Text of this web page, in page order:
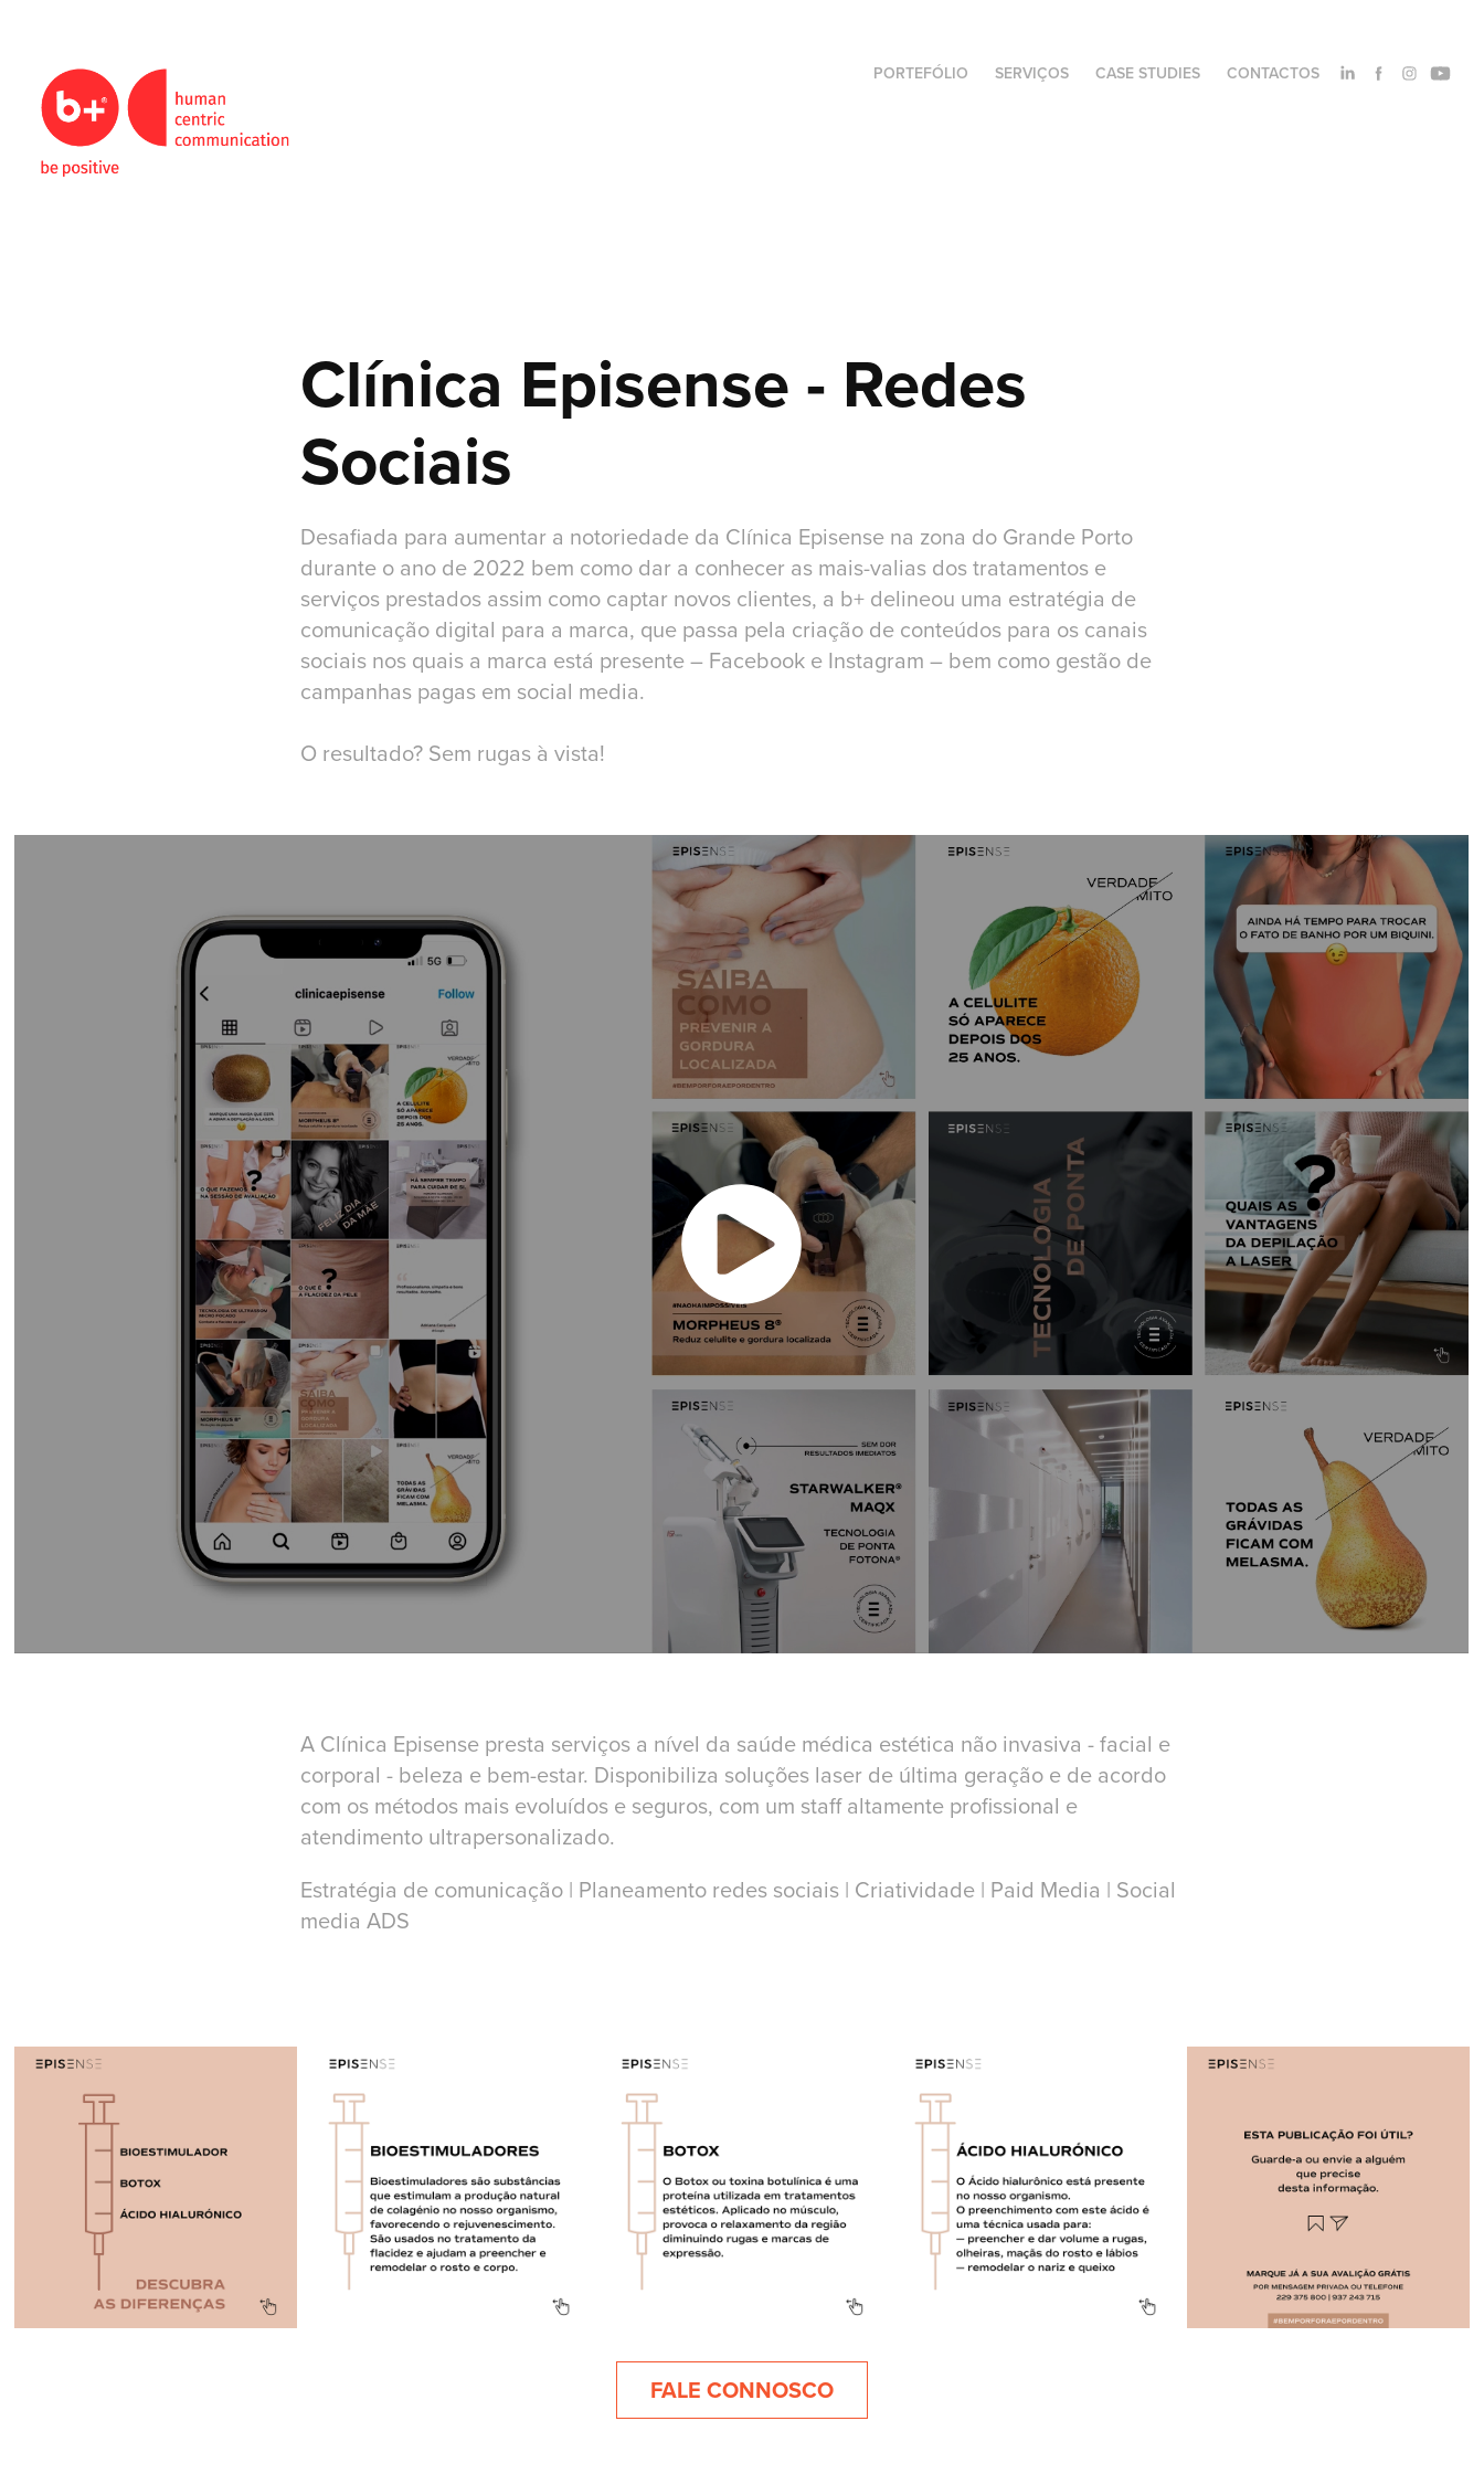
PORTEFÓLIO SERVIÇOS CASE STUDIES CONTACTOS
Clínica Episense - Redes
Sociais
Desafiada para aumentar a notoriedade da Clínica Episense na zona do Grande Porto
durante o ano de 2022 bem como dar a conhecer as mais-valias dos tratamentos e
serviços prestados assim como captar novos clientes, a b+ delineou uma estratégia de
comunicação digital para a marca, que passa pela criação de conteúdos para os canais
sociais nos quais a marca está presente – Facebook e Instagram – bem como gestão de
campanhas pagas em social media.
O resultado? Sem rugas à vista!
A Clínica Episense presta serviços a nível da saúde médica estética não invasiva - facial e
corporal - beleza e bem-estar. Disponibiliza soluções laser de última geração e de acordo
com os métodos mais evoluídos e seguros, com um staff altamente profissional e
atendimento ultrapersonalizado.
Estratégia de comunicação | Planeamento redes sociais | Criatividade | Paid Media | Social
media ADS
FALE CONNOSCO